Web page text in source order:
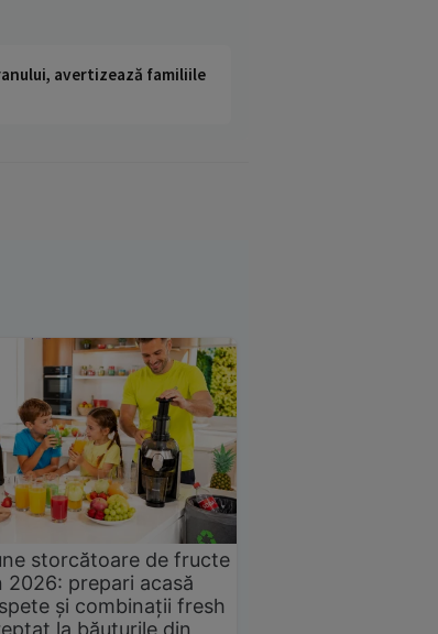
avertizează familiile
storcătoare de fructe
2026: prepari acasă
și combinații fresh
la băuturile din